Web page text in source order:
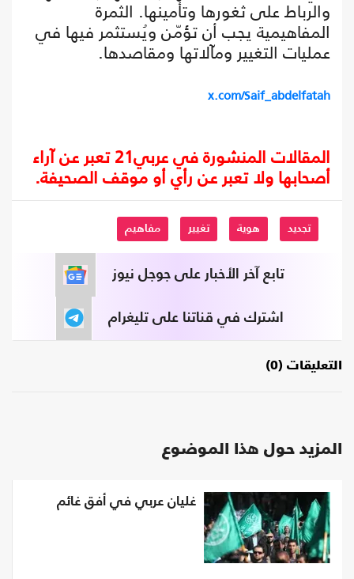
والرباط على ثغورها وتأمينها. الثمرة
المفاهيمية يجب أن تؤمّن ويُستثمر فيها في
عمليات التغيير ومآلاتها ومقاصدها.
x.com/Saif_abdelfatah
المقالات المنشورة في عربي21 تعبر عن آراء
أصحابها ولا تعبر عن رأي أو موقف الصحيفة.
تجديد هوية تغيير مفاهيم
تابع آخر الأخبار على جوجل نيوز
اشترك في قناتنا على تليغرام
التعليقات (0)
المزيد حول هذا الموضوع
غليان عربي في أفق غائم